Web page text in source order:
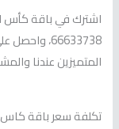
اشترك في باقة كأس
66633738،
المتميزين عندنا
تكلفة سعر باقة